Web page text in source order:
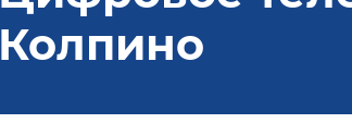
Колпино